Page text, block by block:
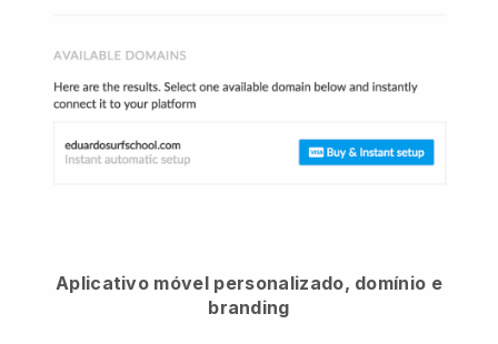
Aplicativo móvel personalizado, domínio e
branding